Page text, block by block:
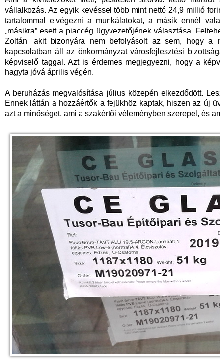
vállalkozás. Az egyik kevéssel több mint nettó 24,9 millió
tartalommal elvégezni a munkálatokat, a másik ennél
„másikra” esett a piaccég ügyvezetőjének választása.
Zoltán, akit bizonyára nem befolyásolt az sem, hogy a
kapcsolatban áll az önkormányzat városfejlesztési
képviselő taggal. Azt is érdemes megjegyezni, hogy a
hagyta jóvá április végén.
A beruházás megvalósítása július közepén elkezdődött.
Ennek láttán a hozzáértők a fejükhöz kaptak, hiszen az új
azt a minőséget, ami a szakértői véleményben szerepel, és